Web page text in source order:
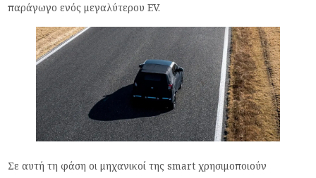
παράγωγο ενός μεγαλύτερου EV.
Σε αυτή τη φάση οι μηχανικοί της smart χρησιμοποιούν